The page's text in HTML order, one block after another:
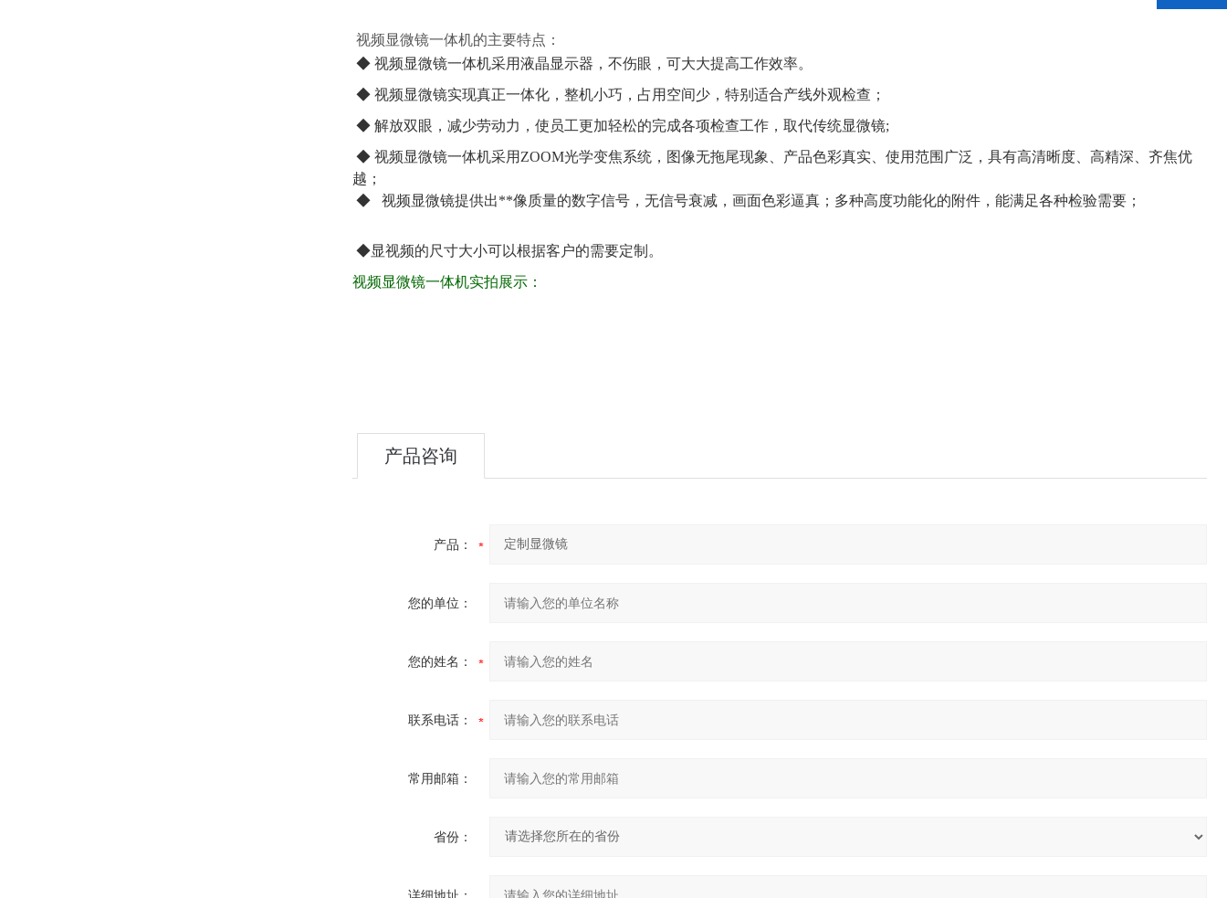
视频显微镜一体机的主要特点：
◆ 视频显微镜一体机采用液晶显示器，不伤眼，可大大提高工作效率。
◆ 视频显微镜实现真正一体化，整机小巧，占用空间少，特别适合产线外观检查；
◆ 解放双眼，减少劳动力，使员工更加轻松的完成各项检查工作，取代传统显微镜;
◆ 视频显微镜一体机采用ZOOM光学变焦系统，图像无拖尾现象、产品色彩真实、使用范围广泛，具有高清晰度、高精深、齐焦优
越；
◆ 视频显微镜提供出**像质量的数字信号，无信号衰减，画面色彩逼真；多种高度功能化的附件，能满足各种检验需要；
◆显视频的尺寸大小可以根据客户的需要定制。
视频显微镜一体机实拍展示：
产品咨询
产品：
您的单位：
您的姓名：
联系电话：
常用邮箱：
省份：